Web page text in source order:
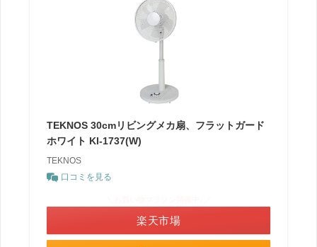
TEKNOS 30cmリビングメカ扇、フラットガード
ホワイト KI-1737(W)
TEKNOS
口コミを見る
楽天市場